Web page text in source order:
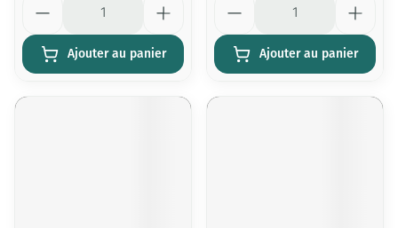
Ajouter au panier Ajouter au panier